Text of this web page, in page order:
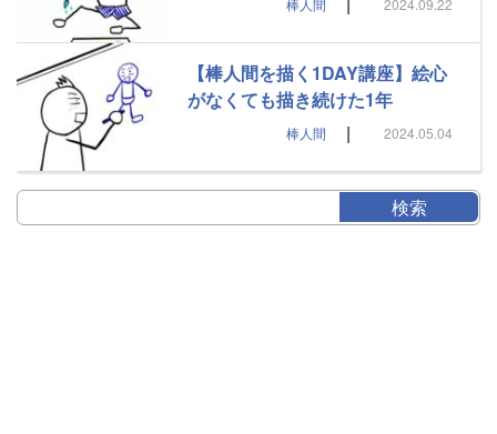
棒人間 2024.09.22
【棒人間を描く1DAY講座】絵心
がなくても描き続けた1年
棒人間 | 2024.05.04